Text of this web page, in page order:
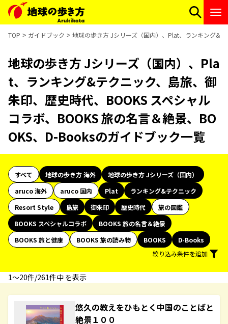
TOP ガイドブック 地球の歩き方 Jシリーズ（国内）、Plat、ランキング&
地球の歩き方 Jシリーズ（国内）、Pla
t、ランキング&テクニック、島旅、御
朱印、歴史時代、BOOKS スペシャル
コラボ、BOOKS 旅の名言＆絶景、BO
OKS、D-Booksのガイドブック一覧
すべて 地球の歩き方 海外
地球の歩き方 Jシリーズ（国内）
aruco 海外
aruco 国内 Plat
ランキング&テクニック
Resort Style
島旅 御朱印 歴史時代
旅の図鑑
BOOKS スペシャルコラボ
BOOKS 旅の名言＆絶景
BOOKS 旅と健康
BOOKS 旅の読み物 BOOKS
D-Books
絞り込み条件を追加
1〜20件/261件中 を表示
悠久の教えをひもとく中国のことばと
絶景１００